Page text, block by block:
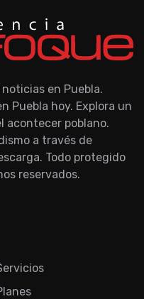
en Puebla.
Puebla hoy. Explora un
acontecer poblano.
a través de
Todo protegido
reservados.